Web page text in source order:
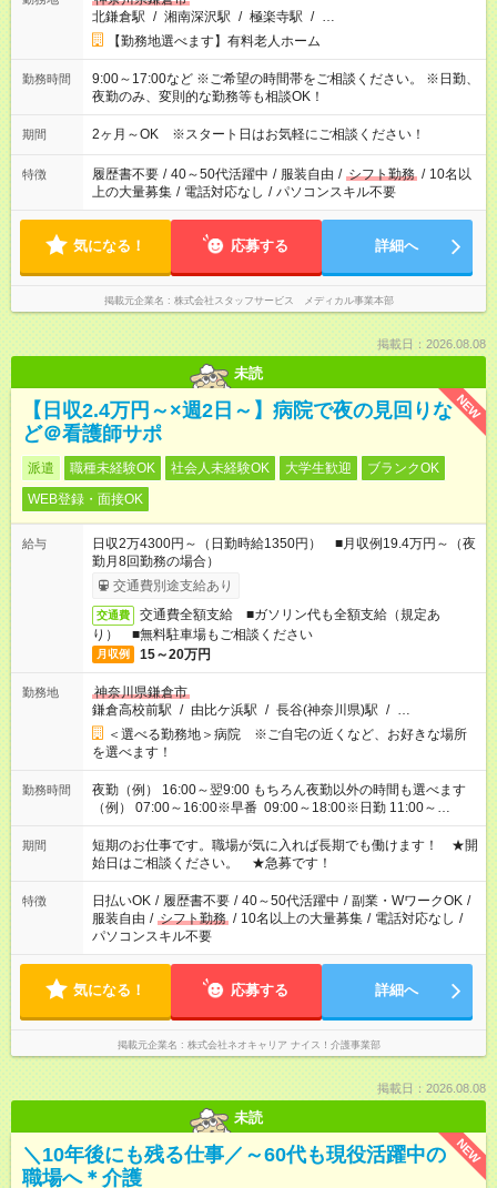
北鎌倉駅 / 湘南深沢駅 / 極楽寺駅 / …
【勤務地選べます】有料老人ホーム
勤務時間
9:00～17:00など ※ご希望の時間帯をご相談ください。 ※日勤、
夜勤のみ、変則的な勤務等も相談OK！
期間 2ヶ月～OK ※スタート日はお気軽にご相談ください！
特徴 履歴書不要 / 40～50代活躍中 / 服装自由 / シフト勤務 / 10名以
上の大量募集 / 電話対応なし / パソコンスキル不要
気になる！ 応募する 詳細へ
掲載元企業名 株式会社スタッフサービス メディカル事業本部
掲載日：2026.08.08
未読
NEW
【日収2.4万円～×週2日～】病院で夜の見回りな
ど＠看護師サポ
派遣 職種未経験OK 社会人未経験OK 大学生歓迎
ブランクOK
WEB登録・面接OK
給与
日収2万4300円～（日勤時給1350円） ■月収例19.4万円～（夜
勤月8回勤務の場合）
交通費別途支給あり
交通費
交通費全額支給 ■ガソリン代も全額支給（規定あ
り） ■無料駐車場もご相談ください
月収例 15～20万円
勤務地
神奈川県鎌倉市
鎌倉高校前駅 / 由比ケ浜駅 / 長谷(神奈川県)駅 / …
＜選べる勤務地＞病院 ※ご自宅の近くなど、お好きな場所
を選べます！
勤務時間
夜勤（例） 16:00～翌9:00 もちろん夜勤以外の時間も選べます
（例） 07:00～16:00※早番 09:00～18:00※日勤 11:00～
20:00※遅番 ※時間は、固定・選べる施設もあるので、ご希望が
あれば調整できます！ ※シフト制。勤務地により実働時間が異
なります。★家庭の都合でお休みが必要な場合も遠慮なくご相談
ください。
期間
短期のお仕事です。職場が気に入れば長期でも働けます！ ★開
始日はご相談ください。 ★急募です！
特徴 日払いOK / 履歴書不要 / 40～50代活躍中 / 副業・WワークOK /
服装自由 / シフト勤務 / 10名以上の大量募集 / 電話対応なし /
パソコンスキル不要
気になる！ 応募する 詳細へ
掲載元企業名 株式会社ネオキャリア ナイス！介護事業部
掲載日：2026.08.08
未読
NEW
＼10年後にも残る仕事／～60代も現役活躍中の
職場へ＊介護